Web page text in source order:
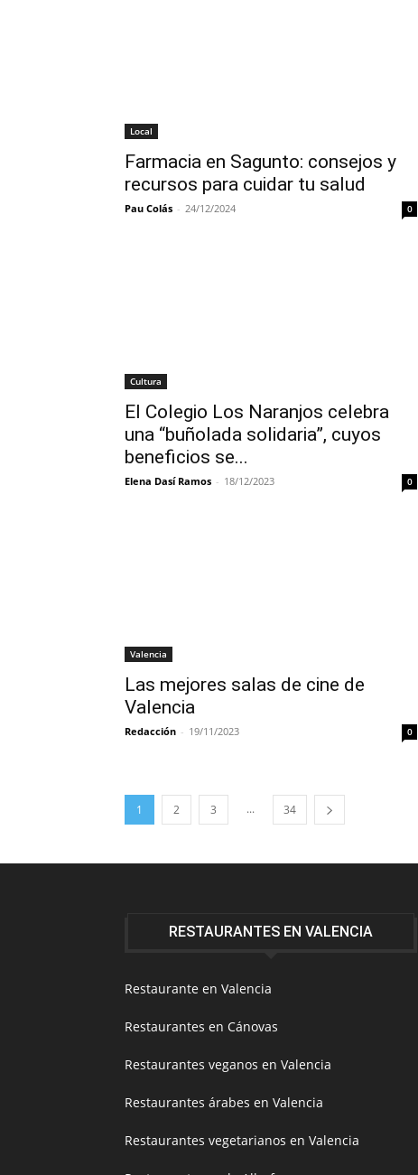
Local
Farmacia en Sagunto: consejos y
recursos para cuidar tu salud
Pau Colás - 24/12/2024 0
Cultura
El Colegio Los Naranjos celebra
una “buñolada solidaria”, cuyos
beneficios se...
Elena Dasí Ramos - 18/12/2023 0
Valencia
Las mejores salas de cine de
Valencia
Redacción - 19/11/2023 0
1 2 3 ... 34
RESTAURANTES EN VALENCIA
Restaurante en Valencia
Restaurantes en Cánovas
Restaurantes veganos en Valencia
Restaurantes árabes en Valencia
Restaurantes vegetarianos en Valencia